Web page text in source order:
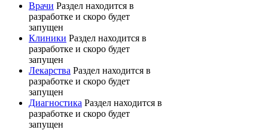
Врачи Раздел находится в
разработке и скоро будет
запущен
Клиники Раздел находится в
разработке и скоро будет
запущен
Лекарства Раздел находится в
разработке и скоро будет
запущен
Диагностика Раздел находится в
разработке и скоро будет
запущен